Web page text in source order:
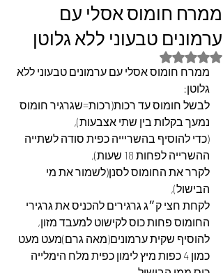
ממרח חומוס אסלי עם
ערמונים טבעוני ללא גלוטן
דירוג של NaN מתוך 5 כוכבים
ממרח חומוס אסלי עם ערמונים טבעוני ללא
גלוטן:
לבשל חומוס עד רכות(רכות=שגרגיר חומוס
נמעך בקלות בין שתי אצבעות),
(כדי להוסיף בהשריייה כפית סודה לשתייה
ההשרייה לפחות 18 שעות),
לקרר את החומוס לסנן(לשמור את מי
הבישול),
לקחת חצי ק״ג גרגירים להכניס את גרגירי
החומוס פחות כוס לקישוט למעבד מזון,
להוסיף שקית ערמונים(מאה גרם)מעט מעט
כמון 4 כפות מיץ לימון כפית מלח הימלייה